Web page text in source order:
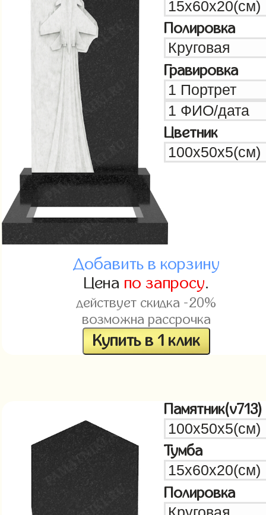
Полировка
Гравировка
Цветник
Добавить в корзину
Цена по запросу.
действует скидка -20%
возможна рассрочка
Купить в 1 клик
Памятник(v713)
Тумба
Полировка